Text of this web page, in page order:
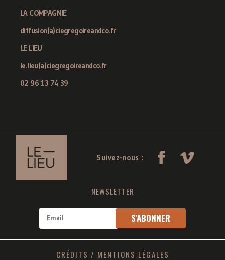
LA COMPAGNIE
diffusion(a)ciegregoireandco.fr
LE LIEU
le.lieu(a)ciegregoireandco.fr
02 96 13 74 39
Suivez-nous :
NEWSLETTER
CRÉDITS / MENTIONS LÉGALES